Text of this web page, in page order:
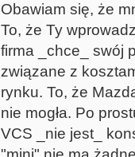
Obawiam się, że
To, że Ty
firma _chce_ swój
związane z
rynku. To, że
nie mogła. Po
VCS _nie jest_